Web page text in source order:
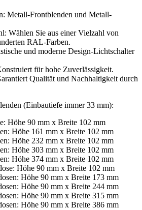
Metall-Frontblenden und Metall-
Wählen Sie aus einer Vielzahl von
RAL-Farben.
und moderne Design-Lichtschalter
für hohe Zuverlässigkeit.
Qualität und Nachhaltigkeit durch
(Einbautiefe immer 33 mm):
Höhe 90 mm x Breite 102 mm
Höhe 161 mm x Breite 102 mm
Höhe 232 mm x Breite 102 mm
Höhe 303 mm x Breite 102 mm
Höhe 374 mm x Breite 102 mm
Höhe 90 mm x Breite 102 mm
Höhe 90 mm x Breite 173 mm
Höhe 90 mm x Breite 244 mm
Höhe 90 mm x Breite 315 mm
Höhe 90 mm x Breite 386 mm